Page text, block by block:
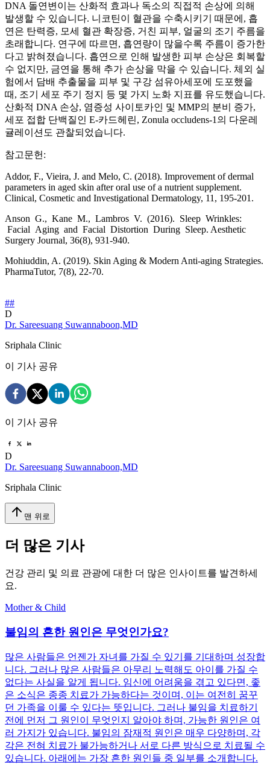
DNA 돌연변이는 산화적 효과나 독소의 직접적 손상에 의해
발생할 수 있습니다. 니코틴이 혈관을 수축시키기 때문에, 흡
연은 탄력증, 모세 혈관 확장증, 거친 피부, 얼굴의 조기 주름을
초래합니다. 연구에 따르면, 흡연량이 많을수록 주름이 증가한
다고 밝혀졌습니다. 흡연으로 인해 발생한 피부 손상은 회복할
수 없지만, 금연을 통해 추가 손상을 막을 수 있습니다. 체외 실
험에서 담배 추출물을 피부 및 구강 섬유아세포에 도포했을
때, 조기 세포 주기 정지 등 몇 가지 노화 지표를 유도했습니다.
산화적 DNA 손상, 염증성 사이토카인 및 MMP의 분비 증가,
세포 접합 단백질인 E-카드헤린, Zonula occludens-1의 다운레
귤레이션도 관찰되었습니다.
참고문헌:
Addor, F., Vieira, J. and Melo, C. (2018). Improvement of dermal
parameters in aged skin after oral use of a nutrient supplement.
Clinical, Cosmetic and Investigational Dermatology, 11, 195-201.
Anson G., Kane M., Lambros V. (2016). Sleep Wrinkles:
Facial Aging and Facial Distortion During Sleep. Aesthetic
Surgery Journal, 36(8), 931-940.
Mohiuddin, A. (2019). Skin Aging & Modern Anti-aging Strategies.
PharmaTutor, 7(8), 22-70.
##
D
Dr. Sareesuang Suwannaboon,MD
Sriphala Clinic
이 기사 공유
이 기사 공유
D
Dr. Sareesuang Suwannaboon,MD
Sriphala Clinic
맨 위로
더 많은 기사
건강 관리 및 의료 관광에 대한 더 많은 인사이트를 발견하세
요.
Mother & Child
불임의 흔한 원인은 무엇인가요?
많은 사람들은 언젠가 자녀를 가질 수 있기를 기대하며 성장합
니다. 그러나 많은 사람들은 아무리 노력해도 아이를 가질 수
없다는 사실을 알게 됩니다. 임신에 어려움을 겪고 있다면, 좋
은 소식은 종종 치료가 가능하다는 것이며, 이는 여전히 꿈꾸
던 가족을 이룰 수 있다는 뜻입니다. 그러나 불임을 치료하기
전에 먼저 그 원인이 무엇인지 알아야 하며, 가능한 원인은 여
러 가지가 있습니다. 불임의 잠재적 원인은 매우 다양하며, 각
각은 전혀 치료가 불가능하거나 서로 다른 방식으로 치료될 수
있습니다. 아래에는 가장 흔한 원인들 중 일부를 소개합니다.